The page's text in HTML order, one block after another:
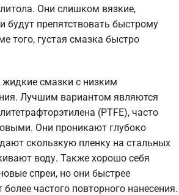
Они слишком вязкие,
будут препятствовать быстрому
того, густая смазка быстро
смазки с низким
Лучшим вариантом являются
(PTFE), часто
Они проникают глубоко
скользкую пленку на стальных
воду. Также хорошо себя
спреи, но они быстрее
частого повторного нанесения.